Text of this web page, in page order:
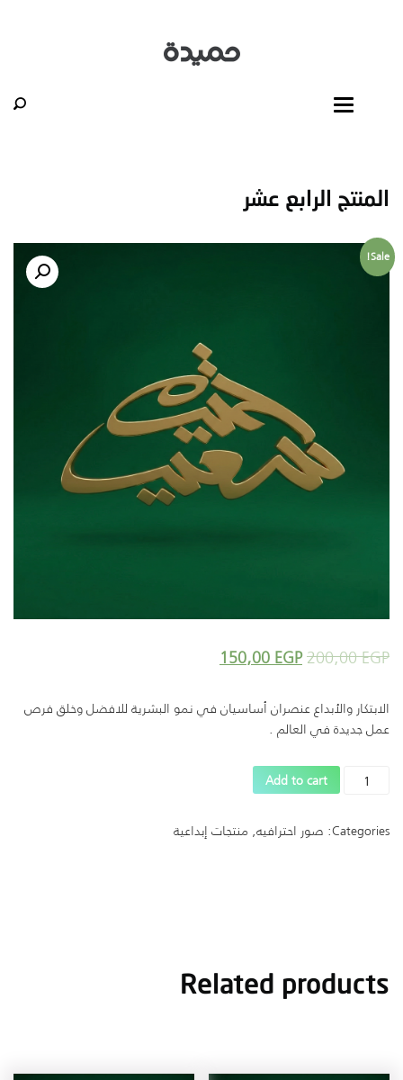
المنتج الرابع عشر
Sale!
200,00EGP
150,00EGP
الابتكار والأبداع عنصران أساسيان في نمو البشرية للافضل وخلق فرص
عمل جديدة في العالم .
المنتج
quantity
Add to cart
Categories: صور احترافيه,منتجات إبداعية
Related products